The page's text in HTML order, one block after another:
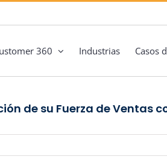
360 Industrias Casos
de su Fuerza de Ventas